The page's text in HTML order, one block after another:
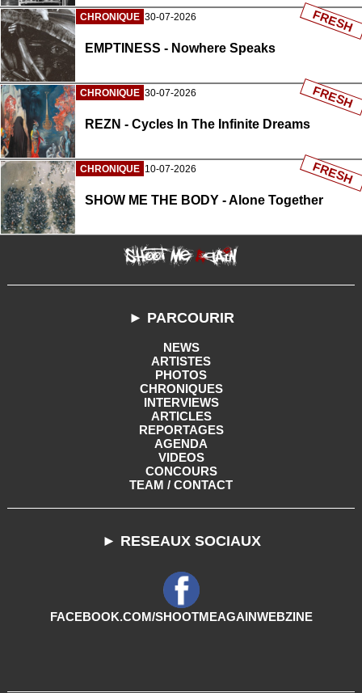
CHRONIQUE 30-07-2026
EMPTINESS - Nowhere Speaks
FRESH
CHRONIQUE 30-07-2026
REZN - Cycles In The Infinite Dreams
FRESH
CHRONIQUE 10-07-2026
SHOW ME THE BODY - Alone Together
FRESH
► PARCOURIR
NEWS
ARTISTES
PHOTOS
CHRONIQUES
INTERVIEWS
ARTICLES
REPORTAGES
AGENDA
VIDEOS
CONCOURS
TEAM / CONTACT
► RESEAUX SOCIAUX
FACEBOOK.COM/SHOOTMEAGAINWEBZINE